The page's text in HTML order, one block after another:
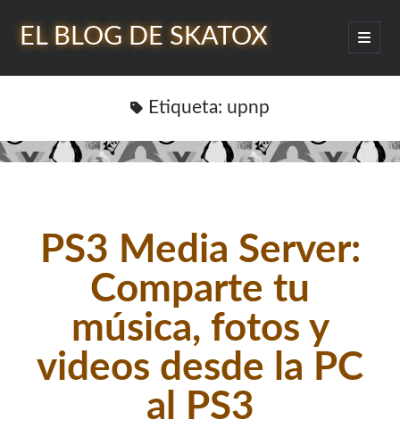
EL BLOG DE SKATOX
abrir
menú
Barra
Etiqueta: upnp
PS3 Media Server:
Comparte tu
música, fotos y
videos desde la PC
al PS3